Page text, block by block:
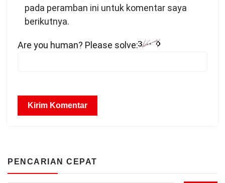
pada peramban ini untuk komentar saya
berikutnya.
Are you human? Please solve:
PENCARIAN CEPAT